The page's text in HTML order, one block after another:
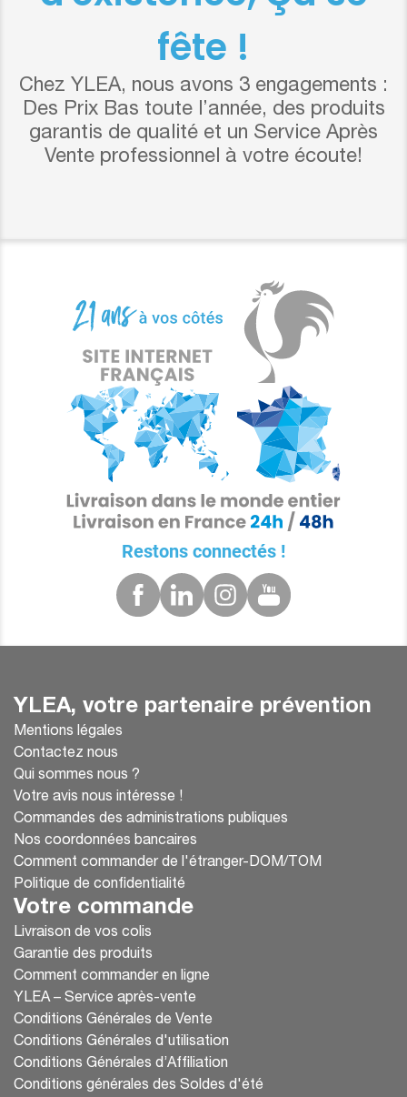
fête !
Chez YLEA, nous avons 3 engagements :
Des Prix Bas toute l’année, des produits
garantis de qualité et un Service Après
Vente professionnel à votre écoute!
Restons connectés !
YLEA, votre partenaire prévention
Mentions légales
Contactez nous
Qui sommes nous ?
Votre avis nous intéresse !
Commandes des administrations publiques
Nos coordonnées bancaires
Comment commander de l'étranger-DOM/TOM
Politique de confidentialité
Votre commande
Livraison de vos colis
Garantie des produits
Comment commander en ligne
YLEA – Service après-vente
Conditions Générales de Vente
Conditions Générales d'utilisation
Conditions Générales d’Affiliation
Conditions générales des Soldes d'été